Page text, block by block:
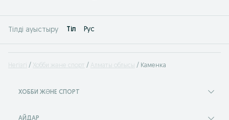
Тілді ауыстыру Tіл Рус
Негізгі Хобби және спорт Алматы облысы Каменка
ХОББИ ЖӘНЕ СПОРТ
АЙДАР